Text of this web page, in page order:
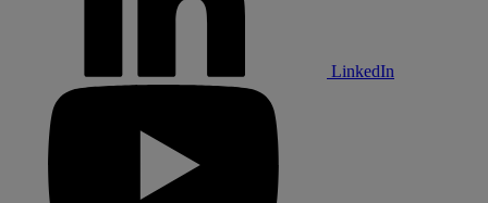
LinkedIn